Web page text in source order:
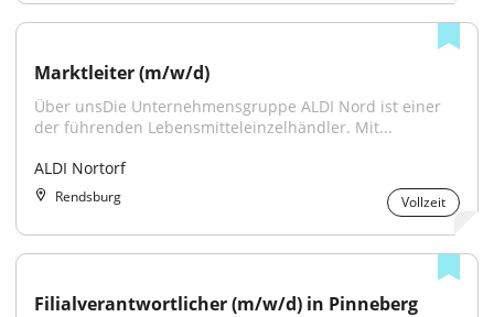
Marktleiter (m/w/d)
Über unsDie Unternehmensgruppe ALDI Nord ist einer
der führenden Lebensmitteleinzelhändler. Mit...
ALDI Nortorf
Rendsburg Vollzeit
Filialverantwortlicher (m/w/d) in Pinneberg